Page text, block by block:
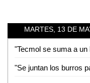
MARTES, 13 DE